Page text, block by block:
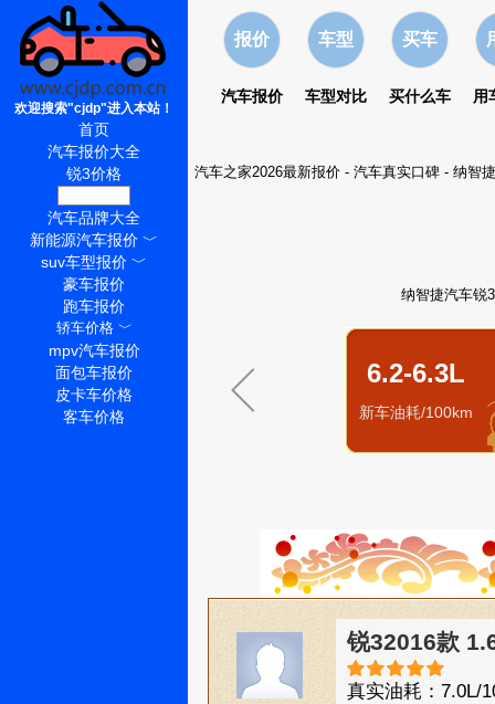
报价
汽车报价
车型
车型对比
买车
买什么车 用
汽车之家2026最新报价- 汽车真实口碑- 纳智
纳智捷汽车锐
6.2-6.3L
新车油耗/100km
锐32016款
真实油耗：7.0L/
欢迎搜索"cjdp"进入本站！
首页
汽车报价大全
锐3价格
汽车品牌大全
新能源汽车报价 ﹀
suv车型报价 ﹀
豪车报价
跑车报价
轿车价格﹀
mpv汽车报价
面包车报价
皮卡车价格
客车价格